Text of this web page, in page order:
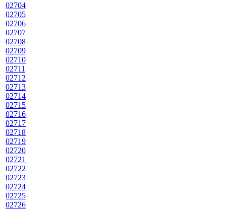
02704
02705
02706
02707
02708
02709
02710
02711
02712
02713
02714
02715
02716
02717
02718
02719
02720
02721
02722
02723
02724
02725
02726